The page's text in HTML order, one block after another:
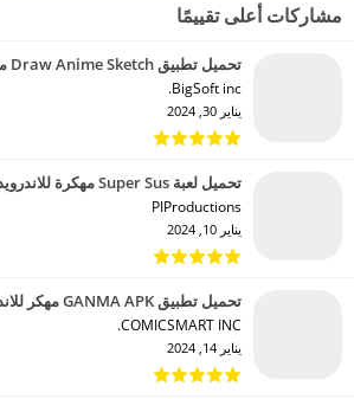
مشاركات أعلى تقييمًا
تحميل تطبيق Draw Anime Sketch مهكر للاندرويد 2024
BigSoft inc.‏
يناير 30, 2024
تحميل لعبة Super Sus مهكرة للاندرويد 2024
PIProductions‏
يناير 10, 2024
تحميل تطبيق GANMA APK مهكر للاندرويد 2024
COMICSMART INC.‏
يناير 14, 2024